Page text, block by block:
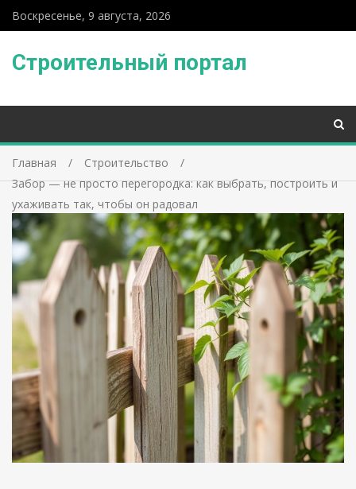
Воскресенье, 9 августа, 2026
Строительный портал
Главная
Строительство
Забор — не просто перегородка: как выбрать, построить и
ухаживать так, чтобы он радовал